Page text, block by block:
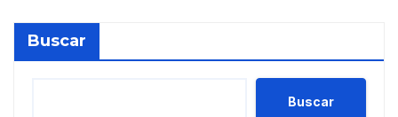
Buscar
Buscar